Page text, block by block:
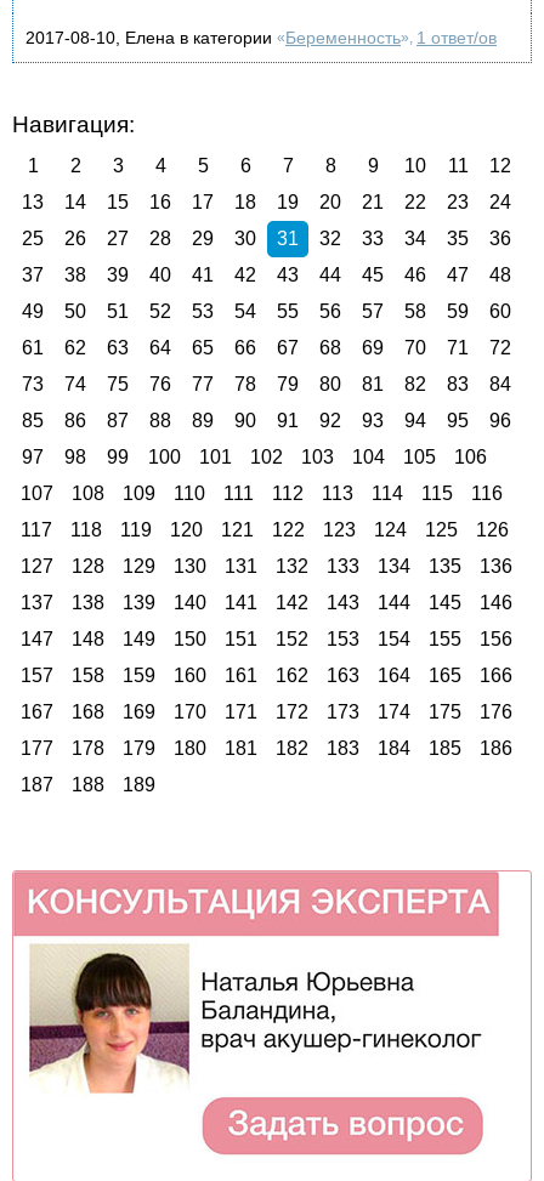
2017-08-10, Елена в категории «Беременность», 1 ответ/ов
Навигация:
1 2 3 4 5 6 7 8 9 10 11
12
13
14 15 16 17 18 19 20 21 22 23
24
25
26 27 28 29 30 31 32 33 34 35
36
37
38 39 40 41 42 43 44 45 46 47
48
49
50 51 52 53 54 55 56 57 58 59
60
61
62 63 64 65 66 67 68 69 70 71
72
73
74 75 76 77 78 79 80 81 82 83
84
85
86 87 88 89 90 91 92 93 94 95
96
97
98 99 100 101 102 103 104 105
106
107
108 109 110 111 112 113 114 115
116
117
118 119 120 121 122 123 124 125
126
127
128 129 130 131 132 133 134 135
136
137
138 139 140 141 142 143 144 145
146
147
148 149 150 151 152 153 154 155
156
157
158 159 160 161 162 163 164 165
166
167
168 169 170 171 172 173 174 175
176
177
178 179 180 181 182 183 184 185
186
187
188 189